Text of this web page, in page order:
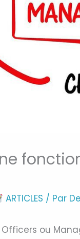
ARTICLES / Par
ou